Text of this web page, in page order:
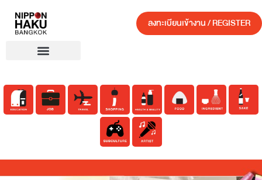
ลงทะเบียนเข้างาน / REGISTER